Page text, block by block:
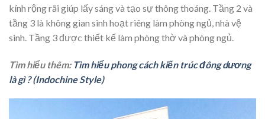
kính rộng rãi giúp lấy sáng và tạo sự thông thoáng. Tầng 2 và
tầng 3 là không gian sinh hoạt riêng làm phòng ngủ, nhà vệ
sinh. Tầng 3 được thiết kế làm phòng thờ và phòng ngủ.
Tìm hiểu thêm: Tìm hiểu phong cách kiến trúc đông dương
là gì ? (Indochine Style)